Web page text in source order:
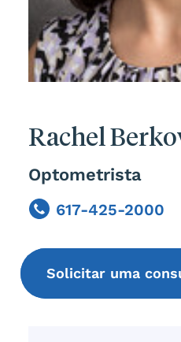
Rachel
Optometrista
617-425-2000
Phone
Solicitar uma